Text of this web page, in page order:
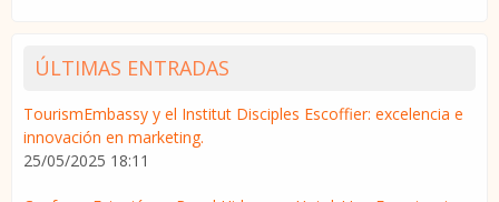
ÚLTIMAS ENTRADAS
TourismEmbassy y el Institut Disciples Escoffier: excelencia e
innovación en marketing.
25/05/2025 18:11